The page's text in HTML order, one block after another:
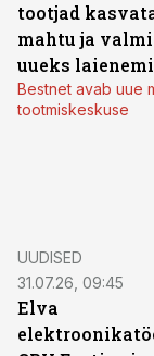
tootjad
mahtu ja
uueks
Bestnet avab uue
tootmiskeskuse
UUDISED
31.07.26, 09:45
Elva